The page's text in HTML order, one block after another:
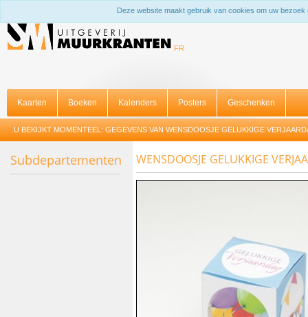
Deze website maakt gebruik van cookies om uw
FR
Kaarten Boeken Kalenders Posters Geschenken
U BEKIJKT MOMENTEEL: GEGEVENS VAN WENSDOOSJE GELUKKIGE
Subdepartementen WENSDOOSJE GELUKKIGE